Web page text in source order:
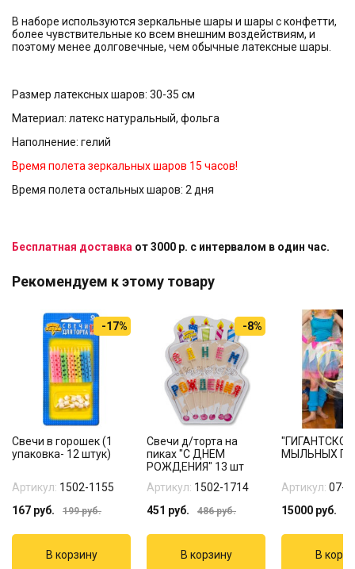
В наборе используются зеркальные шары и шары с конфетти,
более чувствительные ко всем внешним воздействиям, и
поэтому менее долговечные, чем обычные латексные шары.
Размер латексных шаров: 30-35 см
Материал: латекс натуральный, фольга
Наполнение: гелий
Время полета зеркальных шаров 15 часов!
Время полета остальных шаров: 2 дня
Бесплатная доставка от 3000 р. с интервалом в один час.
Рекомендуем к этому товару
-17%
Свечи в горошек (1
упаковка- 12 штук)
Артикул: 1502-1155
167 руб. 199руб.
-8%
Свечи д/торта на
пиках "С ДНЕМ
РОЖДЕНИЯ" 13 шт
Артикул: 1502-1714
451 руб. 486руб.
МЫЛЬНЫХ
Артикул: 07-
15000 руб.